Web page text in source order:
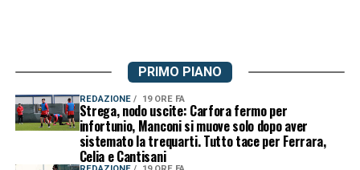
PRIMO PIANO
REDAZIONE 19 ORE FA
Strega, nodo uscite: Carfora fermo per
infortunio, Manconi si muove solo dopo aver
sistemato la trequarti. Tutto tace per Ferrara,
Celia e Cantisani